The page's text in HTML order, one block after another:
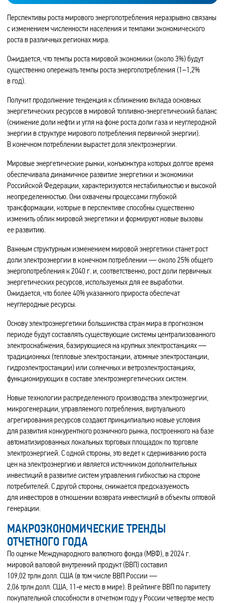
Перспективы роста мирового энергопотребления неразрывно связаны
с изменением численности населения и темпами экономического
роста в различных регионах мира.
Ожидается, что темпы роста мировой экономики (около 3%) будут
существенно опережать темпы роста энергопотребления (1–1,2%
в год).
Получит продолжение тенденция к сближению вклада основных
энергетических ресурсов в мировой топливно‑энергетический баланс
(снижение доли нефти и угля на фоне роста доли газа и неуглеродной
энергии в структуре мирового потребления первичной энергии).
В конечном потреблении вырастет доля электроэнергии.
Мировые энергетические рынки, конъюнктура которых долгое время
обеспечивала динамичное развитие энергетики и экономики
Российской Федерации, характеризуются нестабильностью и высокой
неопределенностью. Они охвачены процессами глубокой
трансформации, которые в перспективе способны существенно
изменить облик мировой энергетики и формируют новые вызовы
ее развитию.
Важным структурным изменением мировой энергетики станет рост
доли электроэнергии в конечном потреблении — около 25% общего
энергопотребления к 2040 г. и, соответственно, рост доли первичных
энергетических ресурсов, используемых для ее выработки.
Ожидается, что более 40% указанного прироста обеспечат
неуглеродные ресурсы.
Основу электроэнергетики большинства стран мира в прогнозном
периоде будут составлять существующие системы централизованного
электроснабжения, базирующиеся на крупных электростанциях —
традиционных (тепловые электростанции, атомные электростанции,
гидроэлектростанции) или солнечных и ветроэлектростанциях,
функционирующих в составе электроэнергетических систем.
Новые технологии распределенного производства электроэнергии,
микрогенерации, управляемого потребления, виртуального
агрегирования ресурсов создают принципиально новые условия
для развития конкурентного розничного рынка, построенного на базе
автоматизированных локальных торговых площадок по торговле
электроэнергией. С одной стороны, это ведет к сдерживанию роста
цен на электроэнергию и является источником дополнительных
инвестиций в развитие систем управления гибкостью на стороне
потребителей. С другой стороны, снижается предсказуемость
для инвесторов в отношении возврата инвестиций в объекты оптовой
генерации.
МАКРОЭКОНОМИЧЕСКИЕ ТРЕНДЫ
ОТЧЕТНОГО ГОДА
По оценке Международного валютного фонда (МВФ), в 2024 г.
мировой валовой внутренний продукт (ВВП) составил
109,02 трлн долл. США (в том числе ВВП России —
2,06 трлн долл. США, 11‑е место в мире). В рейтинге ВВП по паритету
покупательной способности в отчетном году у России четвертое место